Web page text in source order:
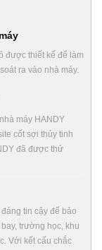
được thiết kế để làm
ra vào nhà máy.
máy HANDY
cốt sợi thủy tinh
đã được thử
tin cậy để bảo
trường học, khu
Với kết cấu chắc